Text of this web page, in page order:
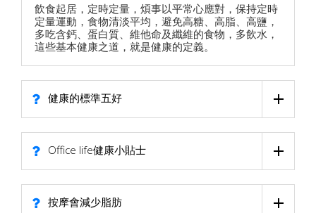
飲食起居，定時定量，煩事以平常心應對，保持定時
定量運動，食物清淡平均，避免高糖、高脂、高鹽，
多吃含鈣、蛋白質、維他命及纖維的食物，多飲水，
這些基本健康之道，就是健康的定義。
健康的標準五好
Office life健康小貼士
按摩會減少脂肪